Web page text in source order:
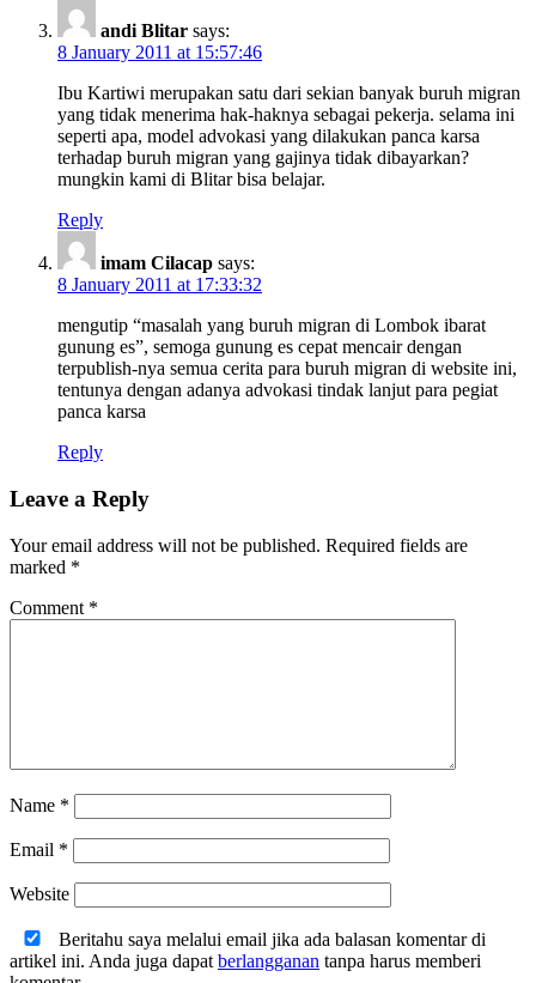
andi Blitar says:
8 January 2011 at 15:57:46
Ibu Kartiwi merupakan satu dari sekian banyak buruh migran
yang tidak menerima hak-haknya sebagai pekerja. selama ini
seperti apa, model advokasi yang dilakukan panca karsa
terhadap buruh migran yang gajinya tidak dibayarkan?
mungkin kami di Blitar bisa belajar.
Reply
imam Cilacap says:
8 January 2011 at 17:33:32
mengutip “masalah yang buruh migran di Lombok ibarat
gunung es”, semoga gunung es cepat mencair dengan
terpublish-nya semua cerita para buruh migran di website ini,
tentunya dengan adanya advokasi tindak lanjut para pegiat
panca karsa
Reply
Leave a Reply
Your email address will not be published. Required fields are
marked *
Comment *
Name *
Email *
Website
Beritahu saya melalui email jika ada balasan komentar di
artikel ini. Anda juga dapat berlangganan tanpa harus memberi